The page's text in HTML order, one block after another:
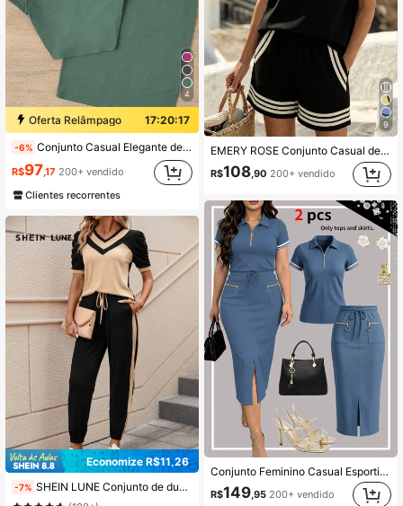
4
Oferta Relâmpago 17:20:16
-6% Conjunto Casual Elegante de Verão Verde para Mulheres, Top de Manga Curta Ajustado de Tricô e Saia Bodycon com Fenda Traseira, Estilo Descomplicado
R$97,17 200+ vendido
Clientes recorrentes
Economize R$11,26
-7% SHEIN LUNE Conjunto de duas peças com camiseta de manga curta bufante e calça, em bloco de cores, casual, para mulheres
9
EMERY ROSE Conjunto Casual de 2 Peças com Top de Manga Curta com Decote em V Listrada e Shorts para Mulheres
R$108,90 200+ vendido
Conjunto Feminino Casual Esportivo Elegante 2 Peças Primavera/Verão, Camiseta Azul Céu com Gola Lapela, Meia-Zíper, Manga Curta e Punhos com Listras Contrastantes
R$149,95 200+ vendido